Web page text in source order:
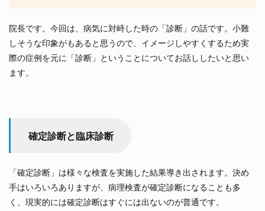
院長です。今回は、病気に対峙した時の「診断」の話です。小難
しそうな印象がもあると思うので、イメージしやすくするため実
際の症例を元に「診断」ということについてお話ししたいと思い
ます。
確定診断と臨床診断
「確定診断」は様々な検査を実施した結果導き出されます。決め
手はいろいろありますが、病理検査が確定診断になることも多
く、現実的には確定診断はすぐには出ないのが普通です。